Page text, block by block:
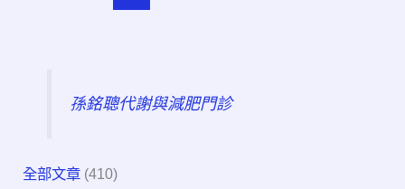
孫銘聰代謝與減肥門診
全部文章 (410)